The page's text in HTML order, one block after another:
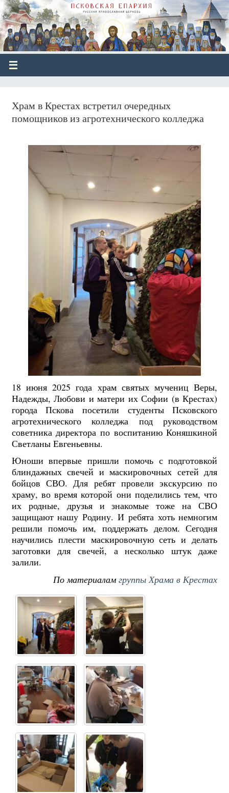
Храм в Крестах встретил очередных
помощников из агротехнического колледжа
18 июня 2025 года храм святых мучениц Веры,
Надежды, Любови и матери их Софии (в Крестах)
города Пскова посетили студенты Псковского
агротехнического колледжа под руководством
советника директора по воспитанию Коняшкиной
Светланы Евгеньевны.
Юноши впервые пришли помочь с подготовкой
блиндажных свечей и маскировочных сетей для
бойцов СВО. Для ребят провели экскурсию по
храму, во время которой они поделились тем, что
их родные, друзья и знакомые тоже на СВО
защищают нашу Родину. И ребята хоть немногим
решили помочь им, поддержать делом.Сегодня
научились плести маскировочную сеть и делать
заготовки для свечей, а несколько штук даже
залили.
По материаламгруппы Храма в Крестах